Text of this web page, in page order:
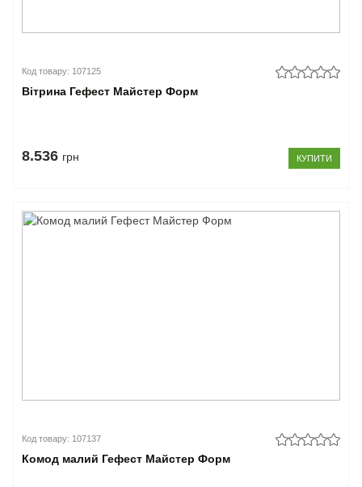
Код товару: 107125
Вітрина Гефест Майстер Форм
8.536 грн КУПИТИ
Код товару: 107137
Комод малий Гефест Майстер Форм